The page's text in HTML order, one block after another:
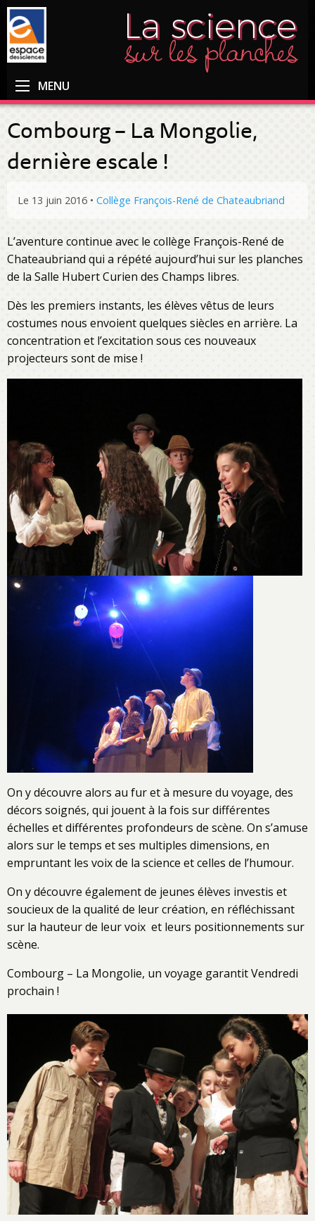
MENU
Combourg – La Mongolie,
dernière escale !
Le 13 juin 2016 • Collège François-René de Chateaubriand
L’aventure continue avec le collège François-René de
Chateaubriand qui a répété aujourd’hui sur les planches
de la Salle Hubert Curien des Champs libres.
Dès les premiers instants, les élèves vêtus de leurs
costumes nous envoient quelques siècles en arrière. La
concentration et l’excitation sous ces nouveaux
projecteurs sont de mise !
On y découvre alors au fur et à mesure du voyage, des
décors soignés, qui jouent à la fois sur différentes
échelles et différentes profondeurs de scène. On s’amuse
alors sur le temps et ses multiples dimensions, en
empruntant les voix de la science et celles de l’humour.
On y découvre également de jeunes élèves investis et
soucieux de la qualité de leur création, en réfléchissant
sur la hauteur de leur voix et leurs positionnements sur
scène.
Combourg – La Mongolie, un voyage garantit Vendredi
prochain !